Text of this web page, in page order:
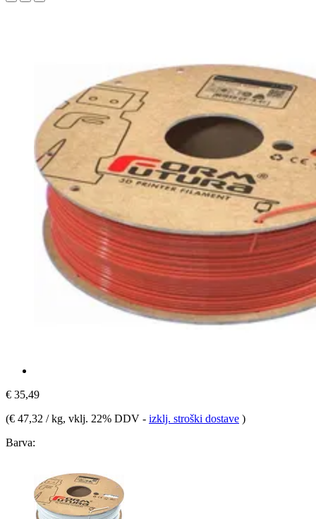
€ 35,49
(€ 47,32 / kg, vklj. 22% DDV - izklj. stroški dostave )
Barva: